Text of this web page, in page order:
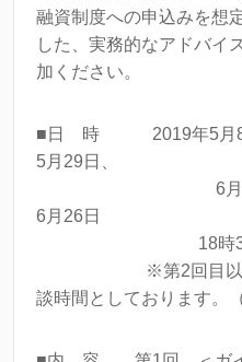
融資制度への申込みを想
した、実務的なアドバイ
加ください。
■日 時 2019年5月8日
5月29日、
6月5日、6月
6月26日
18時30分～
※第2回目以降は
談時間としております。